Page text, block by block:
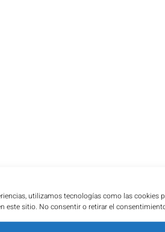
utilizamos tecnologías como las
este sitio. No consentir o retirar el